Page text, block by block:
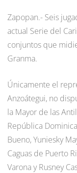
Zapopan.- Seis
actual Serie del
conjuntos que
Granma.
Únicamente el
Anzoátegui, no
la Mayor de las
República
Bueno, Yuniesky
Caguas de Puerto
Varona y Rusney